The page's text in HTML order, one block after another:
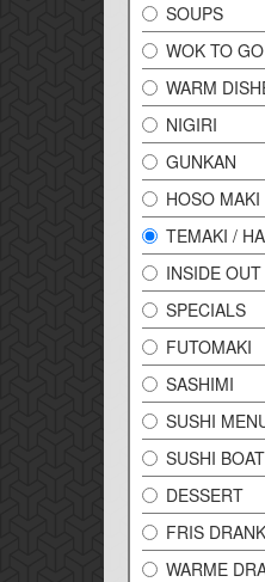
SOUPS
WOK TO GO
WARM
NIGIRI
GUNKAN
HOSO MAKI
TEMAKI /
INSIDE OUT
SPECIALS
FUTOMAKI
SASHIMI
SUSHI
SUSHI BOAT
DESSERT
FRIS
WARME